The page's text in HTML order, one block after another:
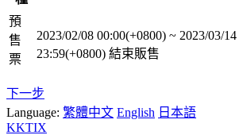
預
售
票
2023/02/08 00:00(+0800) ~ 2023/03/14
23:59(+0800) 結束販售
下一步
Language: 繁體中文 English 日本語
KKTIX